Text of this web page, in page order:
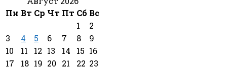
Пн Вт Ср Чт Пт Сб Вс
1
2
3
4 5 6 7 8
9
10
11 12 13 14 15 16
17
18 19 20 21 22 23